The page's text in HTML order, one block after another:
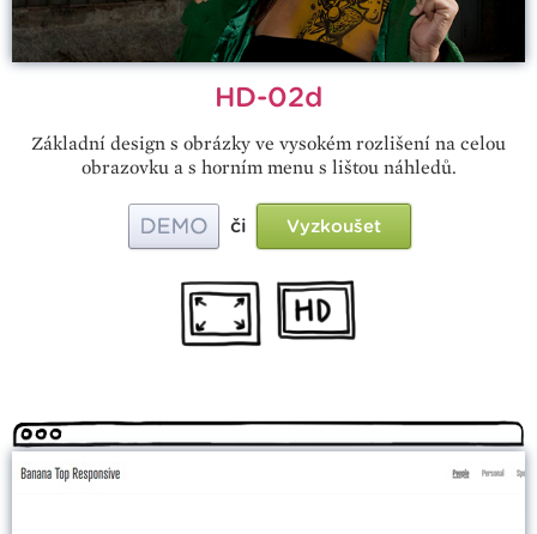
HD-02d
Základní design s obrázky ve vysokém rozlišení na celou
obrazovku a s horním menu s lištou náhledů.
Vyzkoušet
či